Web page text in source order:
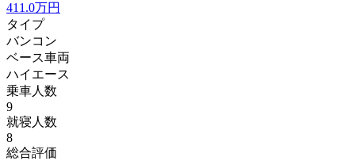
411.0万円
タイプ
バンコン
ベース車両
ハイエース
乗車人数
9
就寝人数
8
総合評価